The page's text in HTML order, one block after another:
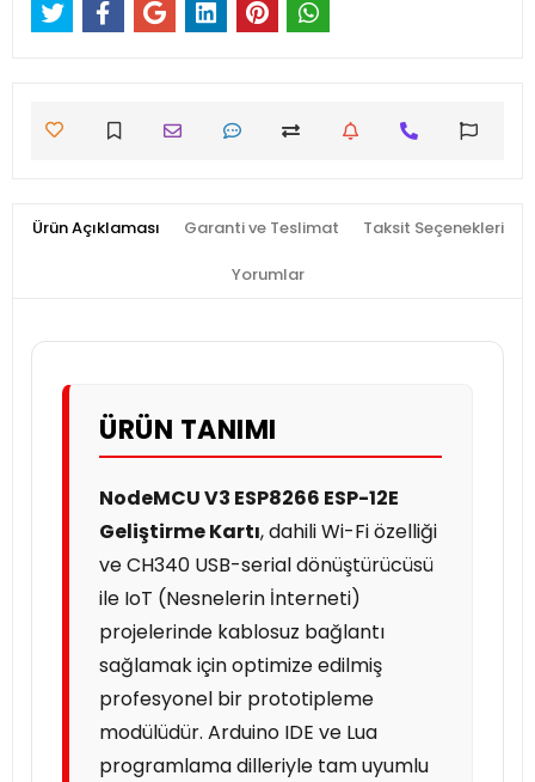
Ürün Açıklaması Garanti ve Teslimat Taksit Seçenekleri
Yorumlar
ÜRÜN TANIMI
NodeMCU V3 ESP8266 ESP-12E
Geliştirme Kartı, dahili Wi-Fi özelliği
ve CH340 USB-serial dönüştürücüsü
ile IoT (Nesnelerin İnterneti)
projelerinde kablosuz bağlantı
sağlamak için optimize edilmiş
profesyonel bir prototipleme
modülüdür. Arduino IDE ve Lua
programlama dilleriyle tam uyumlu